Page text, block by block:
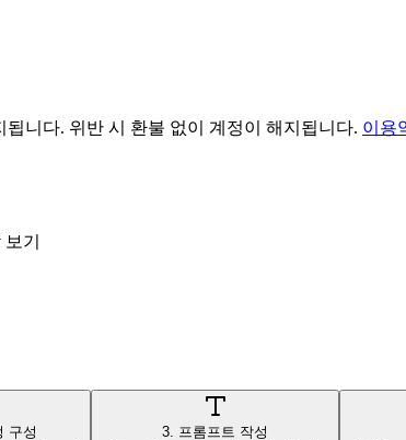
니다. 위반 시 환불 없이 계정이 해지됩니다. 이용
기
구성
3. 프롬프트 작성